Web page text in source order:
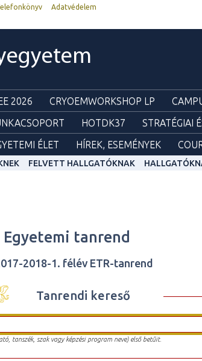
Adatvédelem
2026 CRYOEMWORKSHOP LP
HOTDK37 STRATÉGIAI
ÉLET HÍREK, ESEMÉNYEK
FELVETT HALLGATÓKNAK
Egyetemi tanrend
2018-1. félév ETR-tanrend
Tanrendi kereső
tanszék, szak vagy képzési program neve) első betűit.